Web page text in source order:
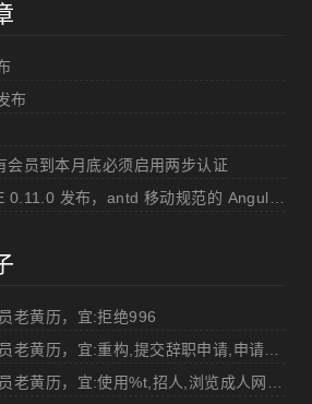
布
会员到本月底必须启用两步认证
老黄历，宜:拒绝996